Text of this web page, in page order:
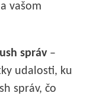
vašom
správ–
udalosti, ku
správ, čo